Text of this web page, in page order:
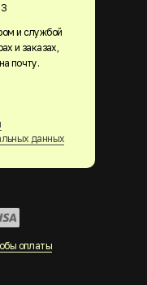
данных
оплаты
и службой
и заказах,
почту.